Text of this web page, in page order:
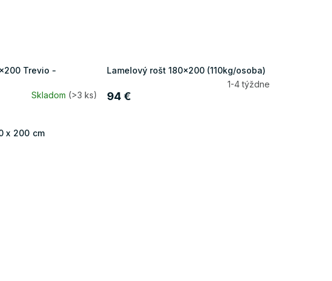
Trevio -
Skladom (>3 ks)
x 200 cm
Lamelový rošt 180x200 (110kg/osoba)
1-4 týždne
94 €